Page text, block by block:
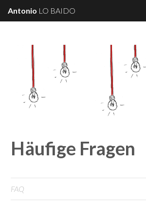
Antonio LO BAIDO
Häufige Fragen
FAQ